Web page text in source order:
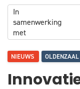
In
samenwerking
met
NIEUWS OLDENZAAL